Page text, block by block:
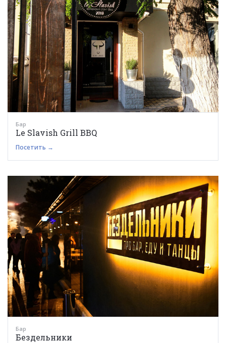
Бар
Le Slavish Grill BBQ
Посетить →
Бар
Бездельники